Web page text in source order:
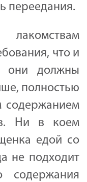
переедания.
что и
они должны
полностью
содержанием
Ни в коем
едой со
не подходит
содержания